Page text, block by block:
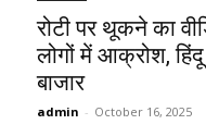
रोटी पर थूकने का
लोगों में आक्रोश,
बाजार
admin - October 16, 2025